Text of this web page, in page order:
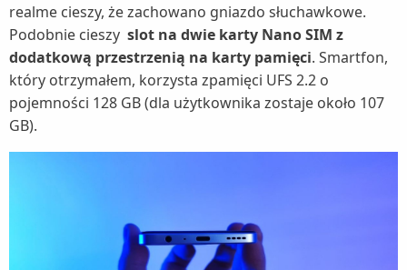
realme cieszy, że zachowano gniazdo słuchawkowe.
Podobnie cieszy slot na dwie karty Nano SIM z
dodatkową przestrzenią na karty pamięci. Smartfon,
który otrzymałem, korzysta zpamięci UFS 2.2 o
pojemności 128 GB (dla użytkownika zostaje około 107
GB).